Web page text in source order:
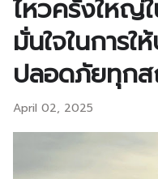
ไหวครั้งใหญ่
มั่นใจในการใ
ปลอดภัยทุก
April 02, 2025